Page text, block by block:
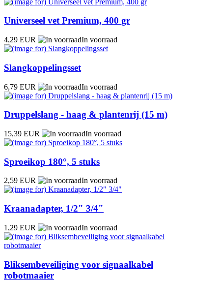
Universeel vet Premium, 400 gr
4,29 EUR In voorraad
Slangkoppelingsset
6,79 EUR In voorraad
Druppelslang - haag & plantenrij (15 m)
15,39 EUR In voorraad
Sproeikop 180°, 5 stuks
2,59 EUR In voorraad
Kraanadapter, 1/2" 3/4"
1,29 EUR In voorraad
Bliksembeveiliging voor signaalkabel
robotmaaier